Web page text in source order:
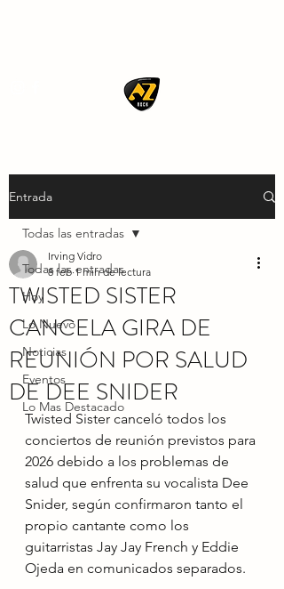
Entrada
Todas las entradas
Hoy
Lo Nuevo
Noticias
Eventos
Lo Mas Destacado
Todas las entradas
TWISTED SISTER
CANCELA GIRA DE
REUNIÓN POR SALUD
DE DEE SNIDER
Irving Vidro
8 feb 1 min de lectura
Twisted Sister canceló todos los
conciertos de reunión previstos para
2026 debido a los problemas de
salud que enfrenta su vocalista Dee
Snider, según confirmaron tanto el
propio cantante como los
guitarristas Jay Jay French y Eddie
Ojeda en comunicados separados.